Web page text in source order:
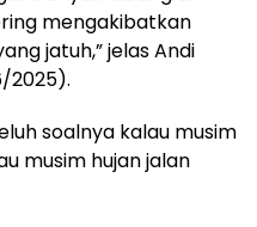
mengakibatkan
jatuh,” jelas Andi
2025).
soalnya kalau musim
musim hujan jalan